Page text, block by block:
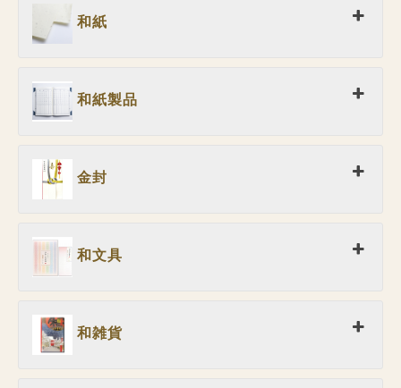
和紙
和紙製品
金封
和文具
和雑貨